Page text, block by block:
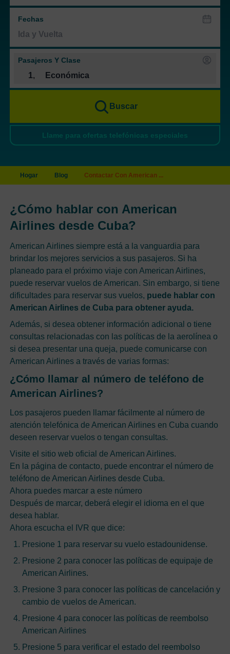
Fechas
Pasajeros Y Clase
1, Económica
Buscar
Llame para ofertas telefónicas especiales
Hogar Blog Contactar Con American ...
¿Cómo hablar con American
Airlines desde Cuba?
American Airlines siempre está a la vanguardia para
brindar los mejores servicios a sus pasajeros. Si ha
planeado para el próximo viaje con American Airlines,
puede reservar vuelos de American. Sin embargo, si tiene
dificultades para reservar sus vuelos, puede hablar con
American Airlines de Cuba para obtener ayuda.
Además, si desea obtener información adicional o tiene
consultas relacionadas con las políticas de la aerolínea o
si desea presentar una queja, puede comunicarse con
American Airlines a través de varias formas:
¿Cómo llamar al número de teléfono de
American Airlines?
Los pasajeros pueden llamar fácilmente al número de
atención telefónica de American Airlines en Cuba cuando
deseen reservar vuelos o tengan consultas.
Visite el sitio web oficial de American Airlines.
En la página de contacto, puede encontrar el número de
teléfono de American Airlines desde Cuba.
Ahora puedes marcar a este número
Después de marcar, deberá elegir el idioma en el que
desea hablar.
Ahora escucha el IVR que dice:
Presione 1 para reservar su vuelo estadounidense.
Presione 2 para conocer las políticas de equipaje de
American Airlines.
Presione 3 para conocer las políticas de cancelación y
cambio de vuelos de American.
Presione 4 para conocer las políticas de reembolso
American Airlines
Presione 5 para verificar el estado del reembolso